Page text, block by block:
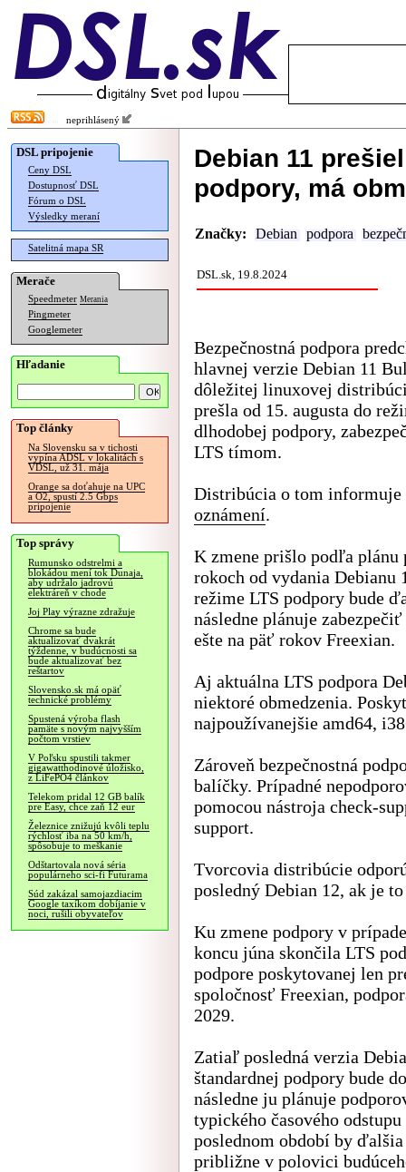
neprihlásený
DSL pripojenie
Ceny DSL
Dostupnosť DSL
Fórum o DSL
Výsledky meraní
Satelitná mapa SR
Merače
Speedmeter Merania
Pingmeter
Googlemeter
Hľadanie
Top články
Na Slovensku sa v tichosti
vypína ADSL v lokalitách s
VDSL, už 31. mája
Orange sa doťahuje na UPC
a O2, spustí 2.5 Gbps
pripojenie
Top správy
Rumunsko odstrelmi a
blokádou mení tok Dunaja,
aby udržalo jadrovú
elektráreň v chode
Joj Play výrazne zdražuje
Chrome sa bude
aktualizovať dvakrát
týždenne, v budúcnosti sa
bude aktualizovať bez
reštartov
Slovensko.sk má opäť
technické problémy
Spustená výroba flash
pamäte s novým najvyšším
počtom vrstiev
V Poľsku spustili takmer
gigawatthodinové úložisko,
z LiFePO4 článkov
Telekom pridal 12 GB balík
pre Easy, chce zaň 12 eur
Železnice znižujú kvôli teplu
rýchlosť iba na 50 km/h,
spôsobuje to meškanie
Odštartovala nová séria
populárneho sci-fi Futurama
Súd zakázal samojazdiacim
Google taxíkom dobíjanie v
noci, rušili obyvateľov
Debian 11
podpory, má
Značky: Debian podpora
DSL.sk, 19.8.2024
Bezpečnostná podpora
hlavnej verzie Debian 11
dôležitej linuxovej
prešla od 15. augusta do
dlhodobej podpory,
LTS tímom.
Distribúcia o tom
oznámení.
K zmene prišlo podľa plánu
rokoch od vydania Debianu
režime LTS podpory bude
následne plánuje
ešte na päť rokov Freexian.
Aj aktuálna LTS podpora
niektoré obmedzenia.
najpoužívanejšie amd64,
Zároveň bezpečnostná
balíčky. Prípadné
pomocou nástroja check-
support.
Tvorcovia distribúcie
posledný Debian 12, ak je
Ku zmene podpory v
koncu júna skončila LTS
podpore poskytovanej len
spoločnosť Freexian,
2029.
Zatiaľ posledná verzia
štandardnej podpory bude
následne ju plánuje
typického časového
poslednom období by
približne v polovici